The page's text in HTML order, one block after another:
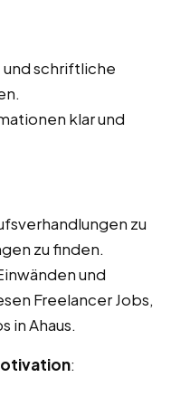
schriftliche
klar und
zu
zu finden.
und
Freelancer Jobs,
in Ahaus.
: